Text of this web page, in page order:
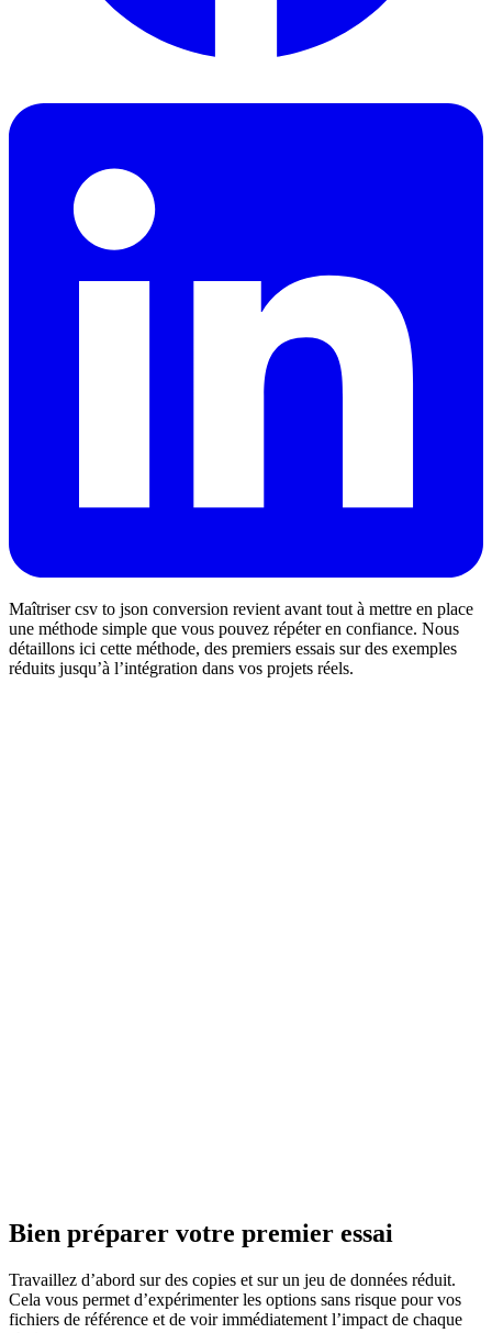
Maîtriser csv to json conversion revient avant tout à mettre en place
une méthode simple que vous pouvez répéter en confiance. Nous
détaillons ici cette méthode, des premiers essais sur des exemples
réduits jusqu’à l’intégration dans vos projets réels.
Bien préparer votre premier essai
Travaillez d’abord sur des copies et sur un jeu de données réduit.
Cela vous permet d’expérimenter les options sans risque pour vos
fichiers de référence et de voir immédiatement l’impact de chaque